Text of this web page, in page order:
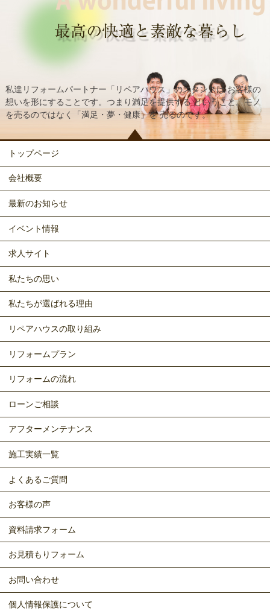
私達リフォームパートナー「リペアハウス」のスタンスはお客様の
想いを形にすることです。つまり満足を提供するということ。モノ
を売るのではなく「満足・夢・健康」を売るのです。
トップページ
会社概要
最新のお知らせ
イベント情報
求人サイト
私たちの思い
私たちが選ばれる理由
リペアハウスの取り組み
リフォームプラン
リフォームの流れ
ローンご相談
アフターメンテナンス
施工実績一覧
よくあるご質問
お客様の声
資料請求フォーム
お見積もりフォーム
お問い合わせ
個人情報保護について